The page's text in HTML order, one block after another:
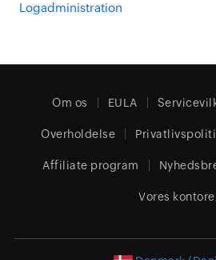
Logadministration
Om os EULA
Overholdelse
Affiliate program
Vores